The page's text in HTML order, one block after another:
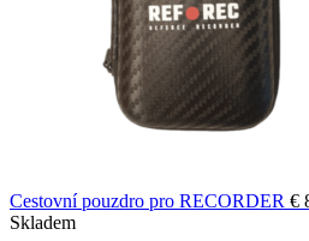
Cestovní pouzdro pro RECORDER €
Skladem